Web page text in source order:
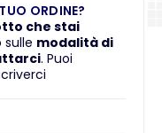
ORDINE?
che stai
sulle modalità di
. Puoi